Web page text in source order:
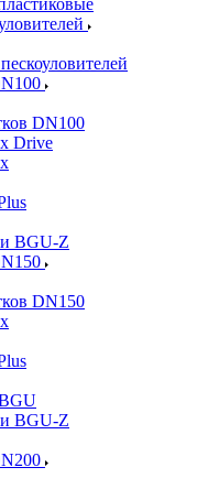
DN100
Drive
BGU-Z
DN150
BGU-Z